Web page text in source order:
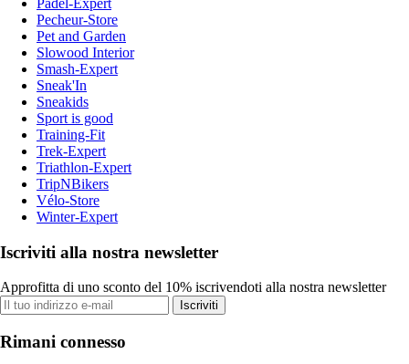
Padel-Expert
Pecheur-Store
Pet and Garden
Slowood Interior
Smash-Expert
Sneak'In
Sneakids
Sport is good
Training-Fit
Trek-Expert
Triathlon-Expert
TripNBikers
Vélo-Store
Winter-Expert
Iscriviti alla nostra newsletter
Approfitta di uno sconto del 10% iscrivendoti alla nostra newsletter
Iscriviti
Rimani connesso